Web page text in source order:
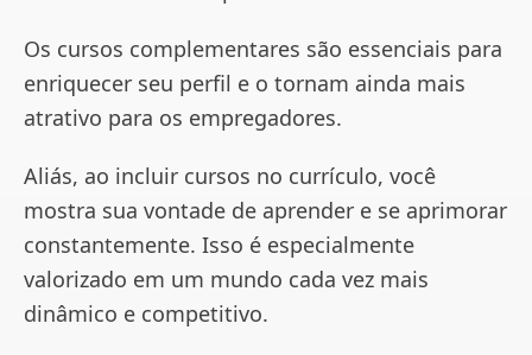
Os cursos complementares são essenciais para
enriquecer seu perfil e o tornam ainda mais
atrativo para os empregadores.
Aliás, ao incluir cursos no currículo, você
mostra sua vontade de aprender e se aprimorar
constantemente. Isso é especialmente
valorizado em um mundo cada vez mais
dinâmico e competitivo.